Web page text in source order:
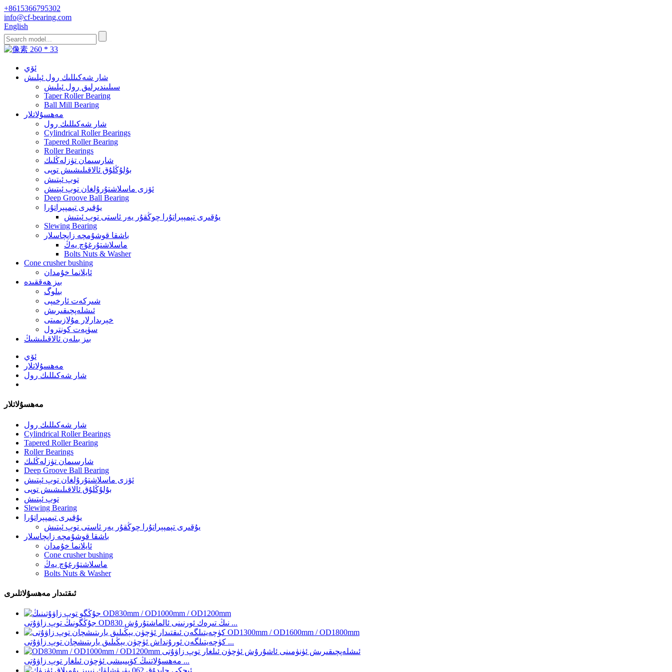
+8615366795302
info@cf-bearing.com
English
ئۆي
شار شەكىللىك رول ئېلىش
سىلىندىرلىق رول ئېلىش
Taper Roller Bearing
Ball Mill Bearing
مەھسۇلاتلار
شار شەكىللىك رول
Cylindrical Roller Bearings
Tapered Roller Bearing
Roller Bearings
شارسىمان تۈزلەڭلىك
بۇلۇڭلۇق ئالاقىلىشىش توپى
توپ ئېتىش
ئۆزى ماسلاشتۇرۇلغان توپ ئېتىش
Deep Groove Ball Bearing
يۇقىرى تېمپېراتۇرا
يۇقىرى تېمپېراتۇرا چوڭقۇر يەر ئاستى توپ ئېتىش
Slewing Bearing
باشقا قوشۇمچە زاپچاسلار
ماسلاشتۇرغۇچ يەڭ
Bolts Nuts & Washer
Cone crusher bushing
ئايلانما خۇمدان
بىز ھەققىدە
بىلوگ
شىركەت ئارخىپى
ئىشلەپچىقىرىش
خېرىدارلار مۇلازىمىتى
سۈپەت كونترول
بىز بىلەن ئالاقىلىشىڭ
ئۆي
مەھسۇلاتلار
شار شەكىللىك رول
مەھسۇلاتلار
شار شەكىللىك رول
Cylindrical Roller Bearings
Tapered Roller Bearing
Roller Bearings
شارسىمان تۈزلەڭلىك
Deep Groove Ball Bearing
ئۆزى ماسلاشتۇرۇلغان توپ ئېتىش
بۇلۇڭلۇق ئالاقىلىشىش توپى
توپ ئېتىش
Slewing Bearing
يۇقىرى تېمپېراتۇرا
يۇقىرى تېمپېراتۇرا چوڭقۇر يەر ئاستى توپ ئېتىش
باشقا قوشۇمچە زاپچاسلار
ئايلانما خۇمدان
Cone crusher bushing
ماسلاشتۇرغۇچ يەڭ
Bolts Nuts & Washer
ئىقتىدار مەھسۇلاتلىرى
جۇڭگونىڭ توپ زاۋۇتى OD830 نىڭ تىرەك ئورنىنى ئالماشتۇرۇش ...
كۈچەيتىلگەن ئورۇنداش ئۈچۈن يېڭىلىق يارىتىشچان توپ زاۋۇتى ...
مەھسۇلاتنىڭ كۆپىيىشى ئۈچۈن ئىلغار توپ زاۋۇتى ...